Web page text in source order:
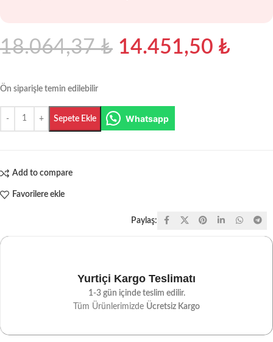
18.064,37₺ 14.451,50 ₺
Ön siparişle temin edilebilir
Sepete Ekle Whatsapp
Add to compare
Favorilere ekle
Paylaş:
Yurtiçi Kargo Teslimatı
1-3 gün içinde teslim edilir.
Tüm Ürünlerimizde Ücretsiz Kargo